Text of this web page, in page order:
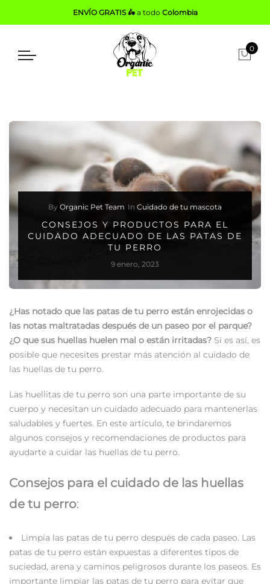
ENVÍO GRATIS 🛵a todo Colombia
0
By Organic Pet Team In Cuidado de tu mascota
CONSEJOS Y PRODUCTOS PARA EL
CUIDADO ADECUADO DE LAS PATAS DE
TU PERRO
9 enero, 2023
¿Has notado que las patas de tu perro están enrojecidas o
las notas maltratadas después de un paseo por el parque?
¿O que sus huellas huelen mal o están irritadas? Si es así, es
posible que necesites prestar más atención al cuidado de
las huellas de tu perro.
Las huellitas de tu perro son una parte importante de su
cuerpo y necesitan un cuidado adecuado para mantenerlas
saludables y fuertes. En este artículo, te brindaremos
algunos consejos y recomendaciones de productos para
ayudarte a cuidar las huellas de tu perro.
Consejos para el cuidado de las huellas
de tu perro:
Limpia las patas de tu perro después de cada paseo. Las
patas de tu perro están expuestas a diferentes tipos de
suciedad, arena y caminos peligrosos durante los paseos. Es
importante limpiar las patas de tu perro para evitar que